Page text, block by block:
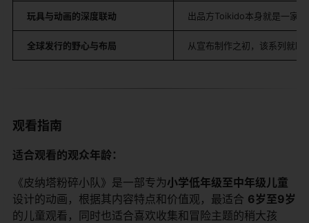
玩具与动画的深度联动 出品方Toikido本身就是一家
全球发行的野心与布局 从宣布制作之初，该系列就瞄
观看指南
适合观看的观众年龄：
《皮纳塔粉碎小队》是一部专为小学低年级至中年级儿童
设计的动画，根据其内容特点和价值观，最适合 6岁至9岁
的儿童观看，同时也适合喜欢收集和冒险主题的稍大孩